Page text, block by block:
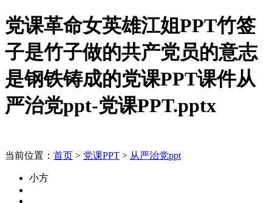
党课革命女英雄江姐PPT竹签
子是竹子做的共产党员的意志
是钢铁铸成的党课PPT课件从
严治党ppt-党课PPT.pptx
当前位置： 首页 > 党课PPT > 从严治党ppt
小方